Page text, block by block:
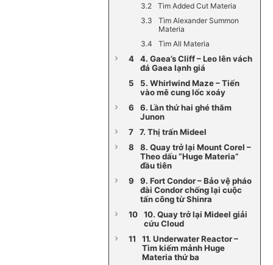
Tìm Added Cut Materia
Tìm Alexander Summon
Materia
Tìm All Materia
4. Gaea’s Cliff – Leo lên vách
đá Gaea lạnh giá
5. Whirlwind Maze – Tiến
vào mê cung lốc xoáy
6. Lần thứ hai ghé thăm
Junon
7. Thị trấn Mideel
8. Quay trở lại Mount Corel –
Theo dấu “Huge Materia”
đầu tiên
9. Fort Condor – Bảo vệ pháo
đài Condor chống lại cuộc
tấn công từ Shinra
10. Quay trở lại Mideel giải
cứu Cloud
11. Underwater Reactor –
Tìm kiếm mảnh Huge
Materia thứ ba